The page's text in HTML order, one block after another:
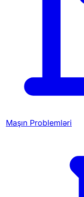
Maşın Problemləri